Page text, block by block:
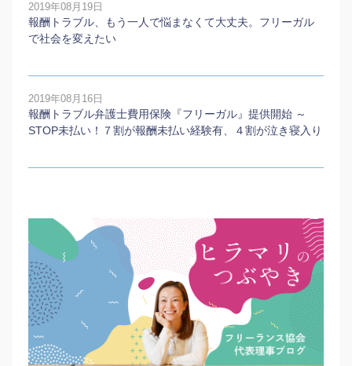
2019年08月19日
報酬トラブル、もう一人で悩まなくて大丈夫。フリーガル
で社会を変えたい
2019年08月16日
報酬トラブル弁護士費用保険『フリーガル』提供開始 ～
STOP未払い！７割が報酬未払い経験有、４割が泣き寝入り